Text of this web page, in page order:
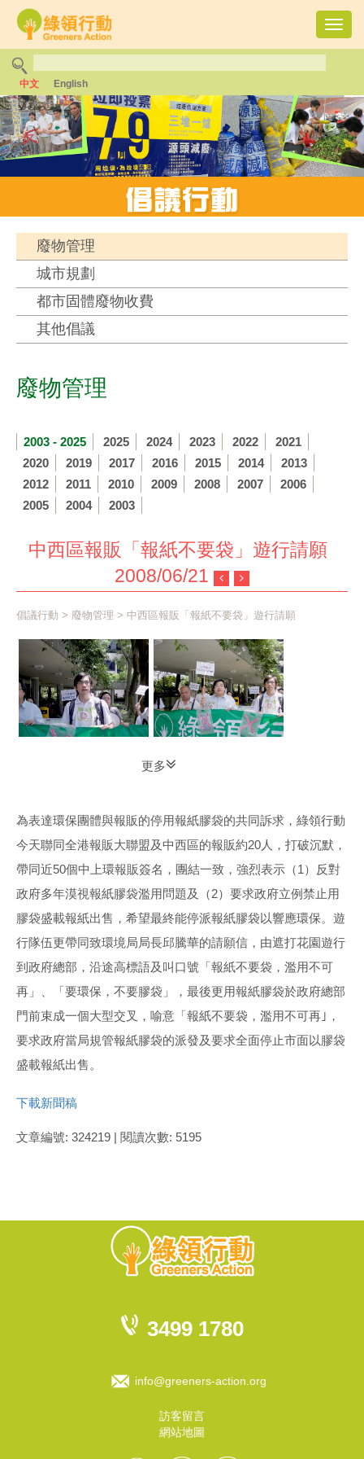
中文 English
廢物管理
城市規劃
都市固體廢物收費
其他倡議
廢物管理
2003 - 2025 2025 2024 2023 2022
2021
2020
2019 2017 2016 2015 2014
2013
2012
2011 2010 2009 2008 2007
2006
2005
2004 2003
中西區報販「報紙不要袋」遊行請願
2008/06/21
倡議行動 > 廢物管理 > 中西區報販「報紙不要袋」遊行請願
更多
為表達環保團體與報販的停用報紙膠袋的共同訴求，綠領行動
今天聯同全港報販大聯盟及中西區的報販約20人，打破沉默，
帶同近50個中上環報販簽名，團結一致，強烈表示（1）反對
政府多年漠視報紙膠袋濫用問題及（2）要求政府立例禁止用
膠袋盛載報紙出售，希望最終能停派報紙膠袋以響應環保。遊
行隊伍更帶同致環境局局長邱騰華的請願信，由遮打花園遊行
到政府總部，沿途高標語及叫口號「報紙不要袋，濫用不可
再」、「要環保，不要膠袋」，最後更用報紙膠袋於政府總部
門前束成一個大型交叉，喻意「報紙不要袋，濫用不可再｣，
要求政府當局規管報紙膠袋的派發及要求全面停止市面以膠袋
盛載報紙出售。
下載新聞稿
文章編號: 324219 | 閱讀次數: 5195
3499 1780
info@greeners-action.org
訪客留言
網站地圖